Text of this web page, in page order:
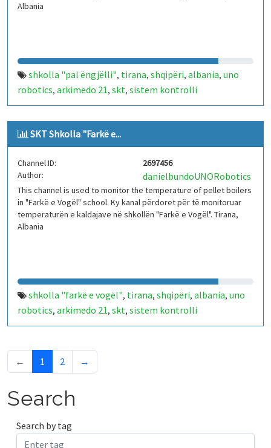
Albania
shkolla "pal ëngjëlli", tirana, shqipëri, albania, uno
robotics, arkimedo 21, skt, sistem kontrolli
temperature,iot,arduino,kaldajë
SKT Shkolla "Farkë e...
Channel ID:
2697456
Author:
danielbundoUNORobotics
This channel is used to monitor the temperature of pellet boilers
in "Farkë e Vogël" school. Ky kanal përdoret për të monitoruar
temperaturën e kaldajave në shkollën "Farkë e Vogël". Tirana,
Albania
shkolla "farkë e vogël", tirana, shqipëri, albania, uno
robotics, arkimedo 21, skt, sistem kontrolli
temperature,iot,arduino,kaldajë
← 1 2 →
Search
Search by tag